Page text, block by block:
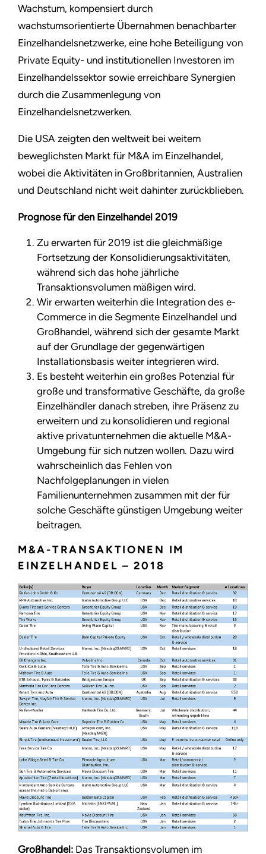
Wachstum, kompensiert durch
wachstumsorientierte Übernahmen benachbarter
Einzelhandelsnetzwerke, eine hohe Beteiligung von
Private Equity- und institutionellen Investoren im
Einzelhandelssektor sowie erreichbare Synergien
durch die Zusammenlegung von
Einzelhandelsnetzwerken.
Die USA zeigten den weltweit bei weitem
beweglichsten Markt für M&A im Einzelhandel,
wobei die Aktivitäten in Großbritannien, Australien
und Deutschland nicht weit dahinter zurückblieben.
Prognose für den Einzelhandel 2019
Zu erwarten für 2019 ist die gleichmäßige
Fortsetzung der Konsolidierungsaktivitäten,
während sich das hohe jährliche
Transaktionsvolumen mäßigen wird.
Wir erwarten weiterhin die Integration des e-
Commerce in die Segmente Einzelhandel und
Großhandel, während sich der gesamte Markt
auf der Grundlage der gegenwärtigen
Installationsbasis weiter integrieren wird.
Es besteht weiterhin ein großes Potenzial für
große und transformative Geschäfte, da große
Einzelhändler danach streben, ihre Präsenz zu
erweitern und zu konsolidieren und regional
aktive privatunternehmen die aktuelle M&A-
Umgebung für sich nutzen wollen. Dazu wird
wahrscheinlich das Fehlen von
Nachfolgeplanungen in vielen
Familienunternehmen zusammen mit der für
solche Geschäfte günstigen Umgebung weiter
beitragen.
M&A-TRANSAKTIONEN IM
EINZELHANDEL – 2018
Großhandel: Das Transaktionsvolumen im